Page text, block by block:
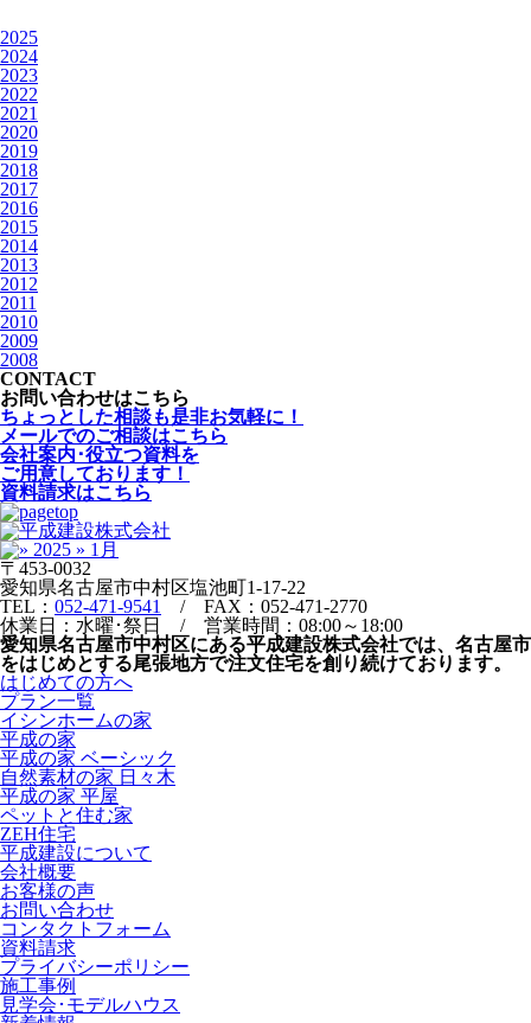
2025
2024
2023
2022
2021
2020
2019
2018
2017
2016
2015
2014
2013
2012
2011
2010
2009
2008
CONTACT
お問い合わせはこちら
ちょっとした相談も是非お気軽に！
メールでのご相談はこちら
会社案内･役立つ資料を
ご用意しております！
資料請求はこちら
〒453-0032
愛知県名古屋市中村区塩池町1-17-22
TEL： 052-471-9541
/ FAX：052-471-2770
休業日：水曜･祭日 / 営業時間：08:00～18:00
愛知県名古屋市中村区にある平成建設株式会社では、名古屋市
をはじめとする尾張地方で注文住宅を創り続けております。
はじめての方へ
プラン一覧
イシンホームの家
平成の家
平成の家 ベーシック
自然素材の家 日々木
平成の家 平屋
ペットと住む家
ZEH住宅
平成建設について
会社概要
お客様の声
お問い合わせ
コンタクトフォーム
資料請求
プライバシーポリシー
施工事例
見学会･モデルハウス